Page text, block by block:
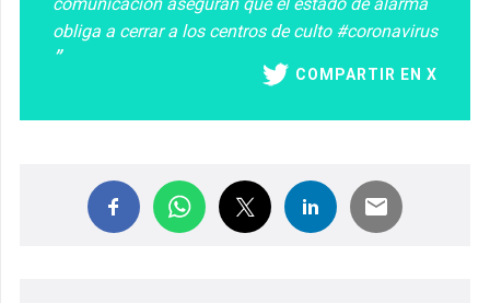
obliga a cerrar a los centros de culto #coronavirus
COMPARTIR EN X